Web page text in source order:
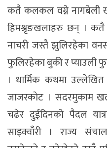
कतै कलकल वग्ने नागबेली
हिमश्रृङखलाहरु छन् । कतै
नाचरी जस्तै झुलिरहेका
फुलिरहेका बुकी र
। धार्मिक कथमा
जाजरकाेट । सदरमुकाम
चढेर दुईदिनको पैदल
साइक्वाँरी । राज्य